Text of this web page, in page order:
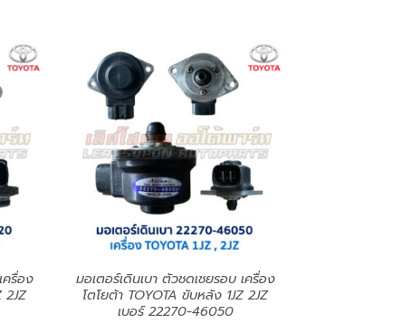
ครื่อง
2JZ
มอเตอร์เดินเบา ตัวชดเชยรอบ เครื่อง
โตโยต้า TOYOTA ขับหลัง 1JZ 2JZ
เบอร์ 22270-46050